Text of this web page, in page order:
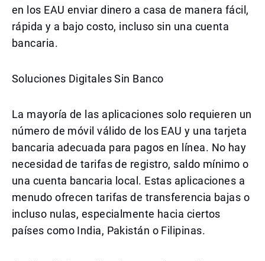
en los EAU enviar dinero a casa de manera fácil,
rápida y a bajo costo, incluso sin una cuenta
bancaria.
Soluciones Digitales Sin Banco
La mayoría de las aplicaciones solo requieren un
número de móvil válido de los EAU y una tarjeta
bancaria adecuada para pagos en línea. No hay
necesidad de tarifas de registro, saldo mínimo o
una cuenta bancaria local. Estas aplicaciones a
menudo ofrecen tarifas de transferencia bajas o
incluso nulas, especialmente hacia ciertos
países como India, Pakistán o Filipinas.